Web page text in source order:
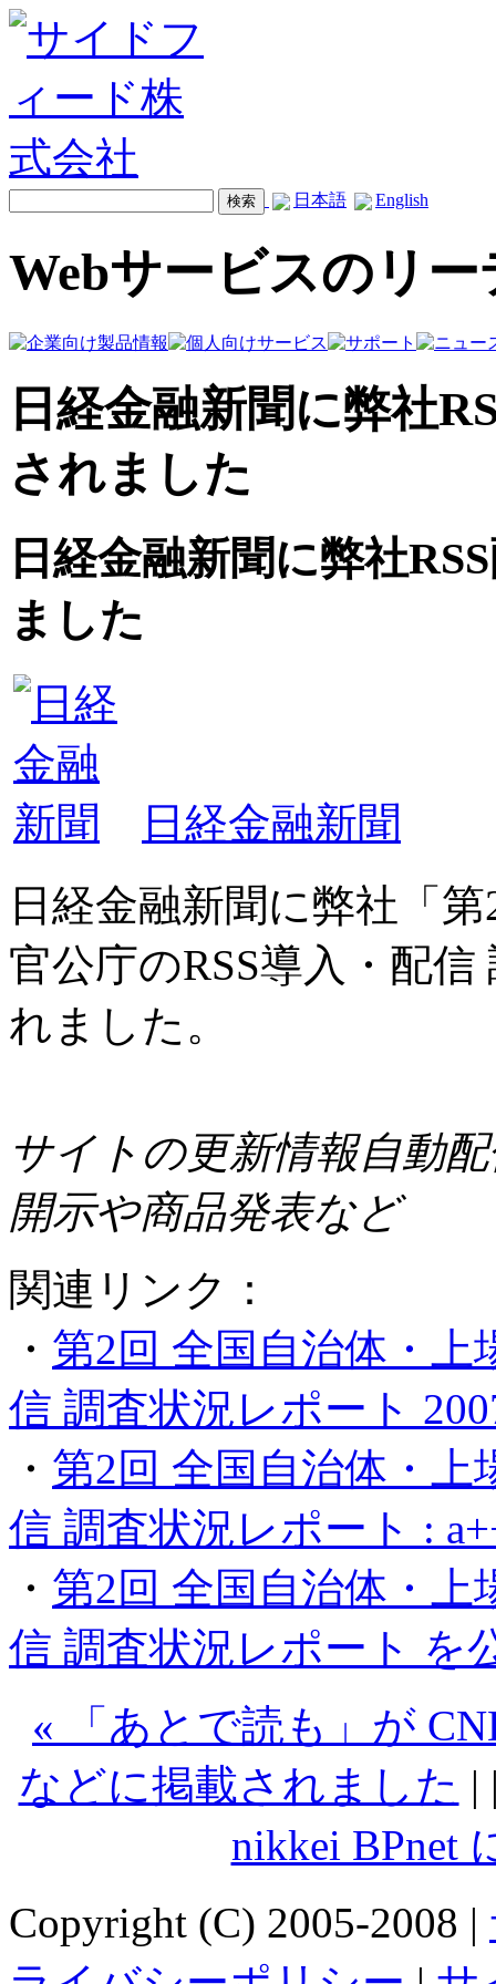
日本語 English
Webサービスのリ
日経金融新聞に弊社
されました
日経金融新聞に弊社
ました
日経金融新聞
日経金融新聞に弊社「
官公庁のRSS導入・配
れました。
サイトの更新情報自動
開示や商品発表など
関連リンク：
・ 第2回 全国自治体・上
信 調査状況レポート
・ 第2回 全国自治体・上
信 調査状況レポート :
・ 第2回 全国自治体・上
信 調査状況レポート を
« 「あとで読も」が
などに掲載されました |
nikkei BPnet
Copyright (C) 2005-2008 |